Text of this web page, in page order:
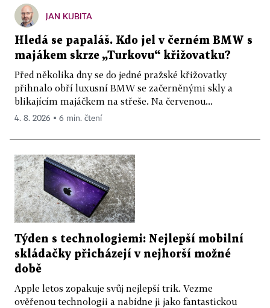
JAN KUBITA
Hledá se papaláš. Kdo jel v černém BMW s
majákem skrze „Turkovu“ křižovatku?
Před několika dny se do jedné pražské křižovatky
přihnalo obří luxusní BMW se začerněnými skly a
blikajícím majáčkem na střeše. Na červenou...
4. 8. 2026 ▪ 6 min. čtení
Týden s technologiemi: Nejlepší mobilní
skládačky přicházejí v nejhorší možné
době
Apple letos zopakuje svůj nejlepší trik. Vezme
ověřenou technologii a nabídne ji jako fantastickou